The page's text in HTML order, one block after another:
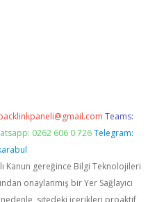
Teams:
0262 606 0 726 Telegram:
Kanun gereğince Bilgi Teknolojileri
onaylanmış bir Yer Sağlayıcı
sitedeki içerikleri proaktif